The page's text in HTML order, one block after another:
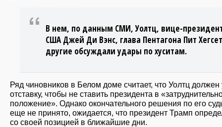
В нем, по данным СМИ, Уолтц, вице-
США Джей Ди Вэнс, глава Пентагона Пит
другие обсуждали удары по хуситам.
Ряд чиновников в Белом доме считает, что Уолтц должен
отставку, чтобы не ставить президента в
положение». Однако окончательного решения по его
еще не принято, ожидается, что президент Трамп
со своей позицией в ближайшие дни.